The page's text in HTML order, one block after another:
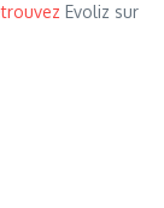
Evoliz sur